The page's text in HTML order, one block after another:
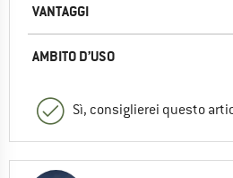
VANTAGGI
AMBITO D’USO
Sì, consiglierei questo